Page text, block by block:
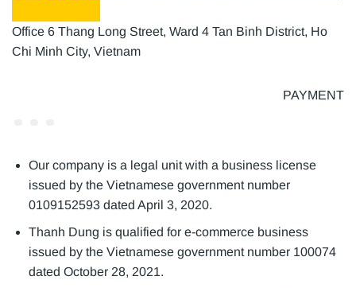
Office 6 Thang Long Street, Ward 4 Tan Binh District, Ho
Chi Minh City, Vietnam
PAYMENT
Our company is a legal unit with a business license
issued by the Vietnamese government number
0109152593 dated April 3, 2020.
Thanh Dung is qualified for e-commerce business
issued by the Vietnamese government number 100074
dated October 28, 2021.